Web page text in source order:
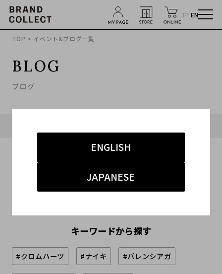
JP EN
ENGLISH
JAPANESE
TOP > イベント&ブログ一覧
BLOG
ブログ
キーワードから探す
#クロムハーツ #ナイキ #バレンシアガ